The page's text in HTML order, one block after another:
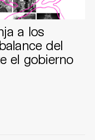
a los
del
el gobierno